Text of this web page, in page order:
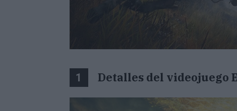
1 Detalles del videojuego